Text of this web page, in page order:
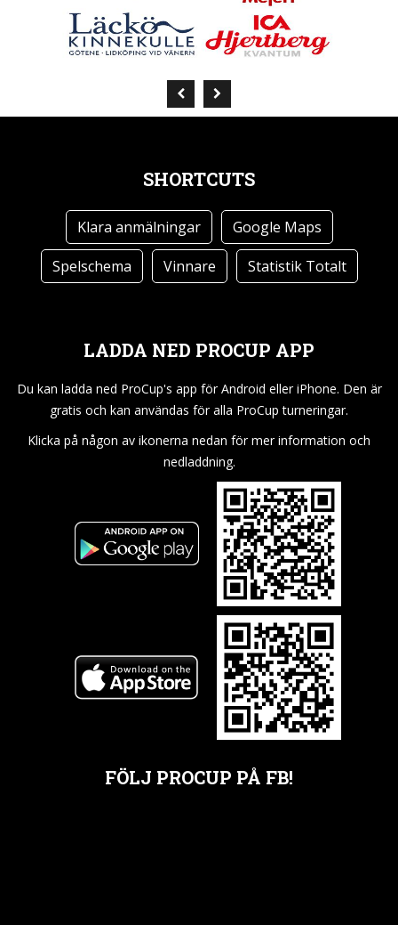
SHORTCUTS
Klara anmälningar
Google Maps
Spelschema
Vinnare Statistik Totalt
LADDA NED PROCUP APP
Du kan ladda ned ProCup's app för Android eller iPhone. Den är
gratis och kan användas för alla ProCup turneringar.
Klicka på någon av ikonerna nedan för mer information och
nedladdning.
FÖLJ PROCUP PÅ FB!